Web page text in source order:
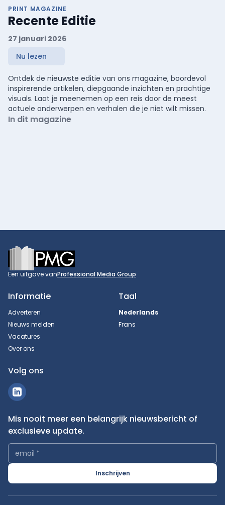
PRINT MAGAZINE
Recente Editie
27 januari 2026
Nu lezen
Ontdek de nieuwste editie van ons magazine, boordevol
inspirerende artikelen, diepgaande inzichten en prachtige
visuals. Laat je meenemen op een reis door de meest
actuele onderwerpen en verhalen die je niet wilt missen.
In dit magazine
Footer
Een uitgave vanProfessional Media Group
Informatie
Adverteren
Nieuws melden
Vacatures
Over ons
Taal
Nederlands
Frans
Volg ons
Mis nooit meer een belangrijk nieuwsbericht of
exclusieve update.
email *
Inschrijven